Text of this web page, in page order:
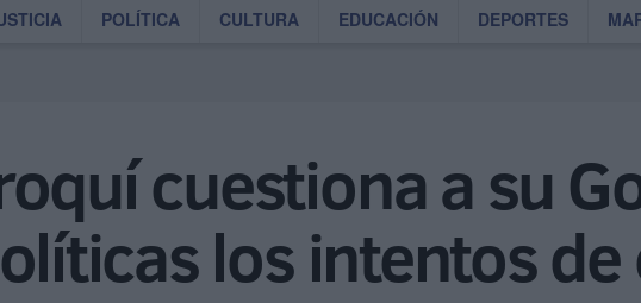
POLÍTICA CULTURA EDUCACIÓN DEPORTES
cuestiona a su
los intentos